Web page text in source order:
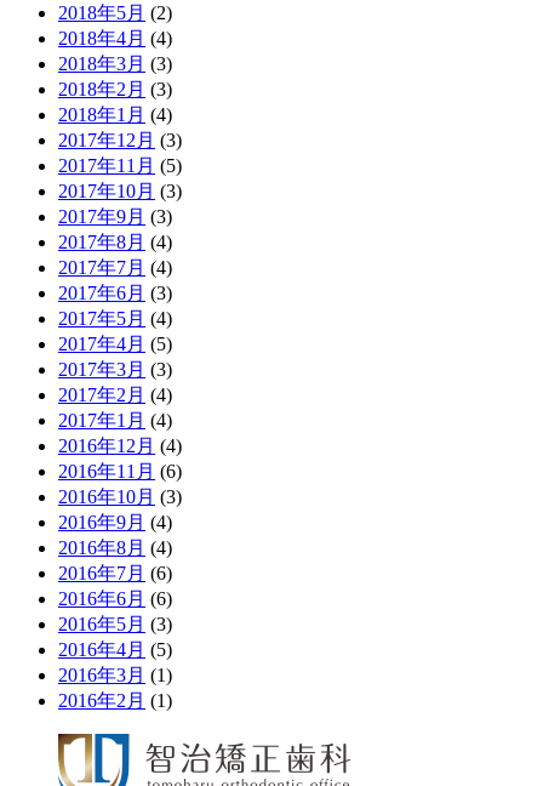
2018年5月 (2)
2018年4月 (4)
2018年3月 (3)
2018年2月 (3)
2018年1月 (4)
2017年12月 (3)
2017年11月 (5)
2017年10月 (3)
2017年9月 (3)
2017年8月 (4)
2017年7月 (4)
2017年6月 (3)
2017年5月 (4)
2017年4月 (5)
2017年3月 (3)
2017年2月 (4)
2017年1月 (4)
2016年12月 (4)
2016年11月 (6)
2016年10月 (3)
2016年9月 (4)
2016年8月 (4)
2016年7月 (6)
2016年6月 (6)
2016年5月 (3)
2016年4月 (5)
2016年3月 (1)
2016年2月 (1)